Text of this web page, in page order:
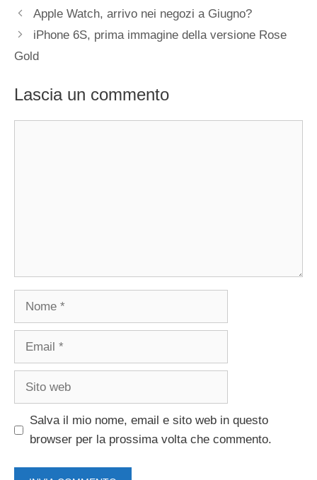
Apple Watch, arrivo nei negozi a Giugno?
iPhone 6S, prima immagine della versione Rose
Gold
Lascia un commento
Nome
Email
Sito
Salva il mio nome, email e sito web in questo
browser per la prossima volta che commento.